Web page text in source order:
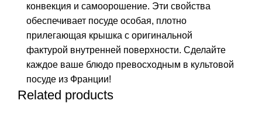
конвекция и самоорошение. Эти свойства
обеспечивает посуде особая, плотно
прилегающая крышка с оригинальной
фактурой внутренней поверхности. Сделайте
каждое ваше блюдо превосходным в культовой
посуде из Франции!
Related products